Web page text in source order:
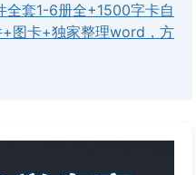
全套1-6册全+1500字卡自
图卡+独家整理word，方